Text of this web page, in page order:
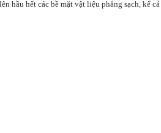
hầu hết các bề mặt vật liệu phẳng sạch, kể